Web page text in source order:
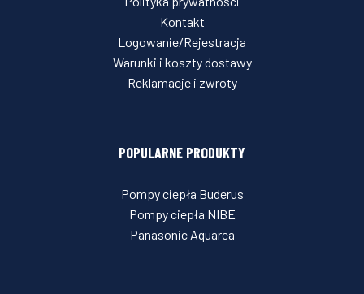
Kontakt
Logowanie/Rejestracja
Warunki i koszty dostawy
Reklamacje i zwroty
POPULARNE PRODUKTY
Pompy ciepła Buderus
Pompy ciepła NIBE
Panasonic Aquarea